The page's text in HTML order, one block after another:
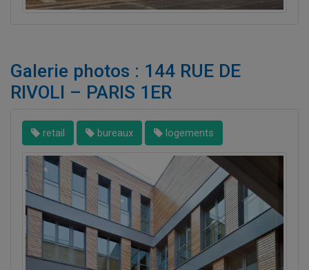
Galerie photos : 144 RUE DE
RIVOLI – PARIS 1ER
retail bureaux logements